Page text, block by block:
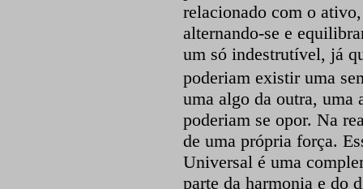
relacionado com o
alternando-se e
um só indestrutível, já
poderiam existir uma
uma algo da outra, uma
poderiam se opor. Na
de uma própria força.
Universal é uma
parte da harmonia e do